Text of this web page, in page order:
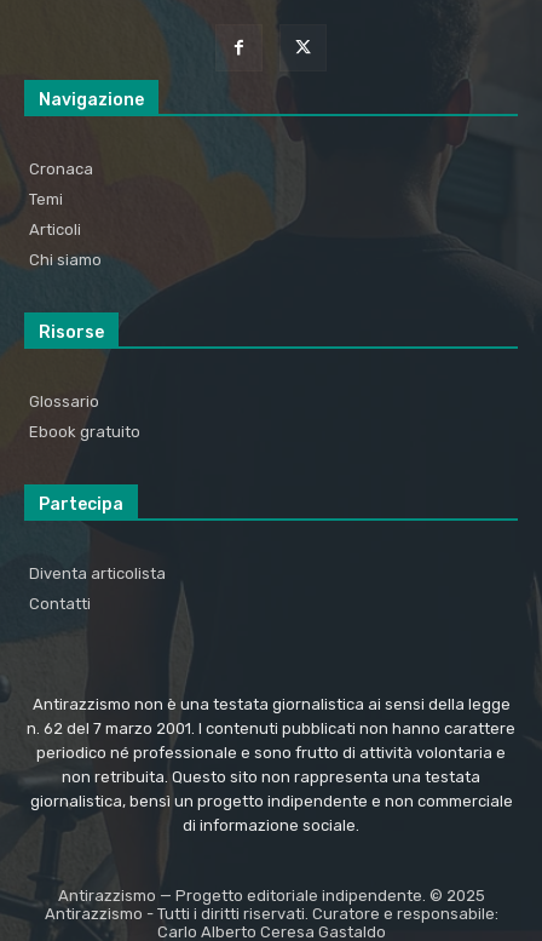
Navigazione
Cronaca
Temi
Articoli
Chi siamo
Risorse
Glossario
Ebook gratuito
Partecipa
Diventa articolista
Contatti
Antirazzismo non è una testata giornalistica ai sensi della legge
n. 62 del 7 marzo 2001. I contenuti pubblicati non hanno carattere
periodico né professionale e sono frutto di attività volontaria e
non retribuita. Questo sito non rappresenta una testata
giornalistica, bensì un progetto indipendente e non commerciale
di informazione sociale.
Antirazzismo — Progetto editoriale indipendente. © 2025
Antirazzismo - Tutti i diritti riservati. Curatore e responsabile:
Carlo Alberto Ceresa Gastaldo